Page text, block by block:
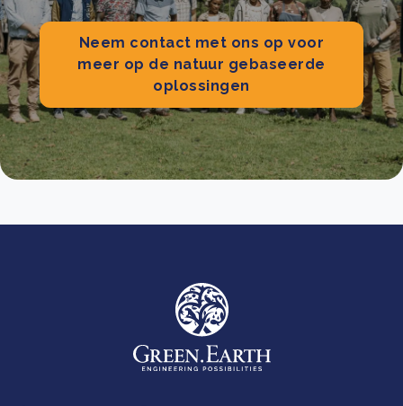
Neem contact met ons op voor
meer op de natuur gebaseerde
oplossingen